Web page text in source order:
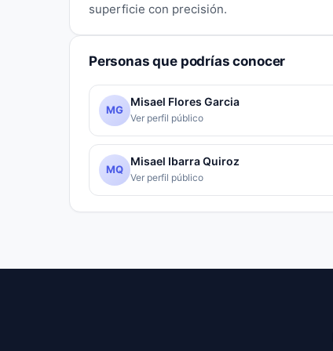
superficie con precisión.
Personas que podrías conocer
MG
Misael Flores Garcia
Ver perfil público
MQ
Misael Ibarra Quiroz
Ver perfil público